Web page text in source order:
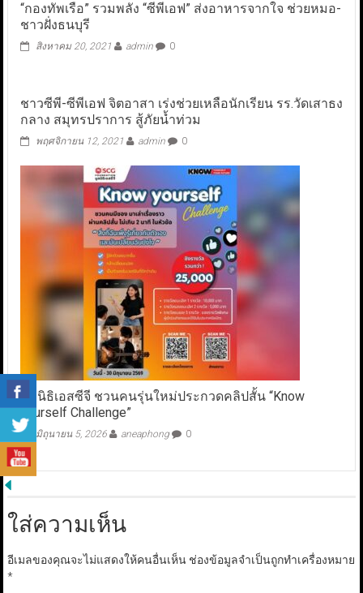
“กองทัพเรือ” รวมพลัง “ซีพีเอฟ” ส่งอาหารจากใจ ช่วยหมอ-
ชาวฝั่งธนบุรี
สิงหาคม 20, 2021 admin 0
ชาวซีพี-ซีพีเอฟ จิตอาสา เร่งช่วยเหลือนักเรียน รร.วัดเสาธง
กลาง สมุทรปราการ สู้ภัยน้ำท่วม
พฤศจิกายน 12, 2021 admin 0
มูลนิธิเอสซีจี ชวนคนรุ่นใหม่ประกวดคลิปสั้น “Know
Yourself Challenge”
มิถุนายน 5, 2026 aneaphong 0
ใส่ความเห็น
อีเมลของคุณจะไม่แสดงให้คนอื่นเห็น ช่องข้อมูลจำเป็นถูกทำเครื่องหมาย
*